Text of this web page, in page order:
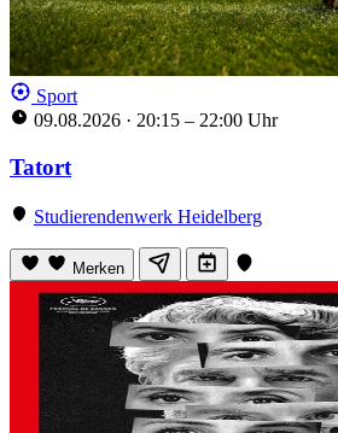
Sport
09.08.2026 · 20:15 – 22:00 Uhr
Tatort
Studierendenwerk Heidelberg
Merken